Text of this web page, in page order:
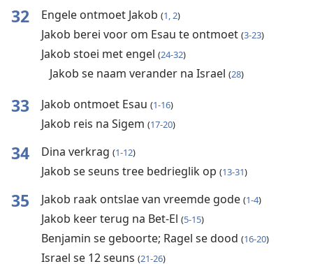
32 Engele ontmoet Jakob (1, 2)
Jakob berei voor om Esau te ontmoet (3-23)
Jakob stoei met engel (24-32)
Jakob se naam verander na Israel (28)
33 Jakob ontmoet Esau (1-16)
Jakob reis na Sigem (17-20)
34 Dina verkrag (1-12)
Jakob se seuns tree bedrieglik op (13-31)
35 Jakob raak ontslae van vreemde gode (1-4)
Jakob keer terug na Bet-El (5-15)
Benjamin se geboorte; Ragel se dood (16-20)
Israel se 12 seuns (21-26)